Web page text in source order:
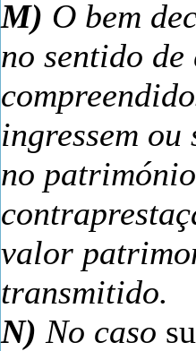
M) O bem
no sentido de
ingressem ou
no
valor
transmitido.
N) No caso